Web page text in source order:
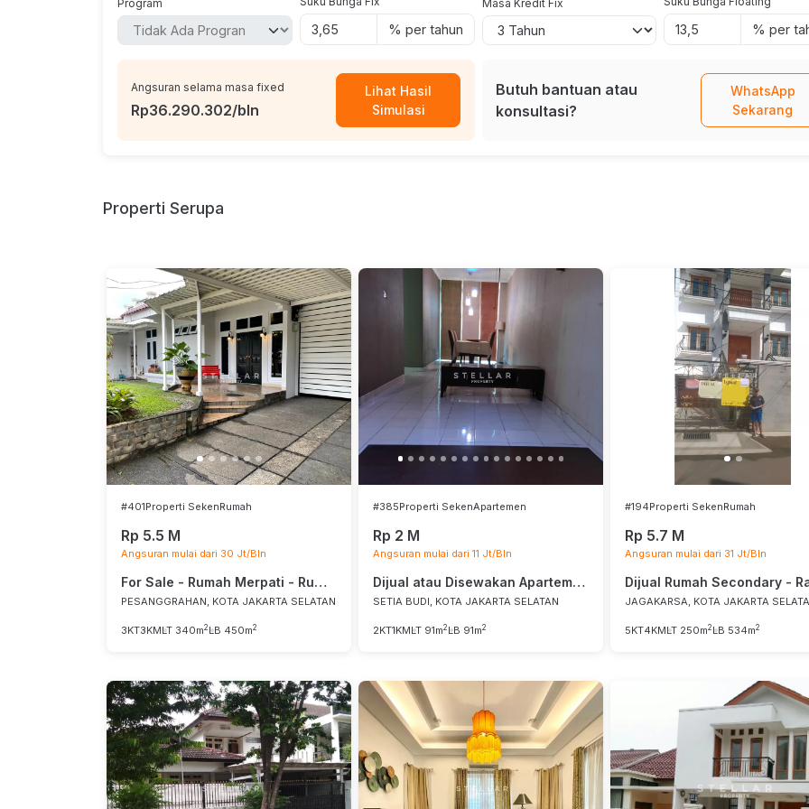
Program
% per tahun
Masa Kredit Fix
% per
Angsuran selama masa fixed
Rp36.290.302/bln
Lihat Hasil
Simulasi
Butuh bantuan atau
konsultasi?
WhatsApp
Sekarang
Properti Serupa
#401Properti SekenRumah
Rp 5.5 M
Angsuran mulai dari 30 Jt/Bln
For Sale - Rumah Merpati - Rumah Murah di area Strategis JakSel
PESANGGRAHAN, KOTA JAKARTA SELATAN
3KT3KMLT 340m2 LB 450m2
#385Properti SekenApartemen
Rp 2 M
Angsuran mulai dari 11 Jt/Bln
Dijual atau Disewakan Apartemen - Kuningan , Jakarta Selatan
SETIA BUDI, KOTA JAKARTA SELATAN
2KT1KMLT 91m2 LB 91m2
#194Properti SekenRumah
Rp 5.7 M
Angsuran mulai dari 31 Jt/Bln
JAGAKARSA, KOTA JAKARTA
5KT4KMLT 250m2 LB 534m2